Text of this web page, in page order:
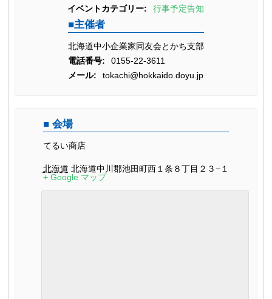
イベントカテゴリー:
行事予定告知
主催者
北海道中小企業家同友会とかち支部
電話番号:
0155-22-3611
メール:
tokachi@hokkaido.doyu.jp
会場
てるい商店
北海道 北海道中川郡池田町西１条８丁目２３−１
+ Google マップ